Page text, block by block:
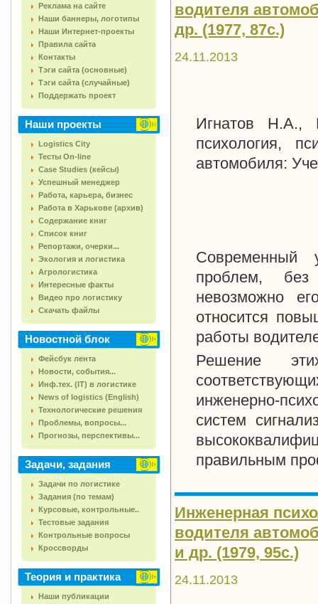
Реклама на сайте
Наши баннеры, логотипы
Наши Интернет-проекты
Правила сайта
Контакты
Тэги сайта (основные)
Тэги сайта (случайные)
Поддержать проект
Наши проекты
Logistics City
Тесты On-line
Case Studies (кейсы)
Успешный менеджер
Работа, карьера, бизнес
Работа в Харькове (архив)
Содержание книг
Список книг
Репортажи, очерки...
Экология и логистика
Агрологистика
Интересные факты
Видео про логистику
Скачать файлы
Новостной блок
Фейсбук лента
Новости, события...
Инф.тех. (IT) в логистике
News of logistics (English)
Технологические решения
Проблемы, вопросы...
Прогнозы, перспективы...
Задачи, задания
Задачи по логистике
Задания (по темам)
Курсовые, контрольные..
Тестовые задания
Контрольные вопросы
Кроссворды
Теория и практика
Наши публикации
водителя
др. (1977, 87с.)
24.11.2013
Игнатов Н.А.,
психология,
автомобиля:
Современный
проблем, без
невозможно
относится
работы
Решение
инженерно-
систем
правильным
Инженерная
водителя
и др. (1979, 95с.)
24.11.2013